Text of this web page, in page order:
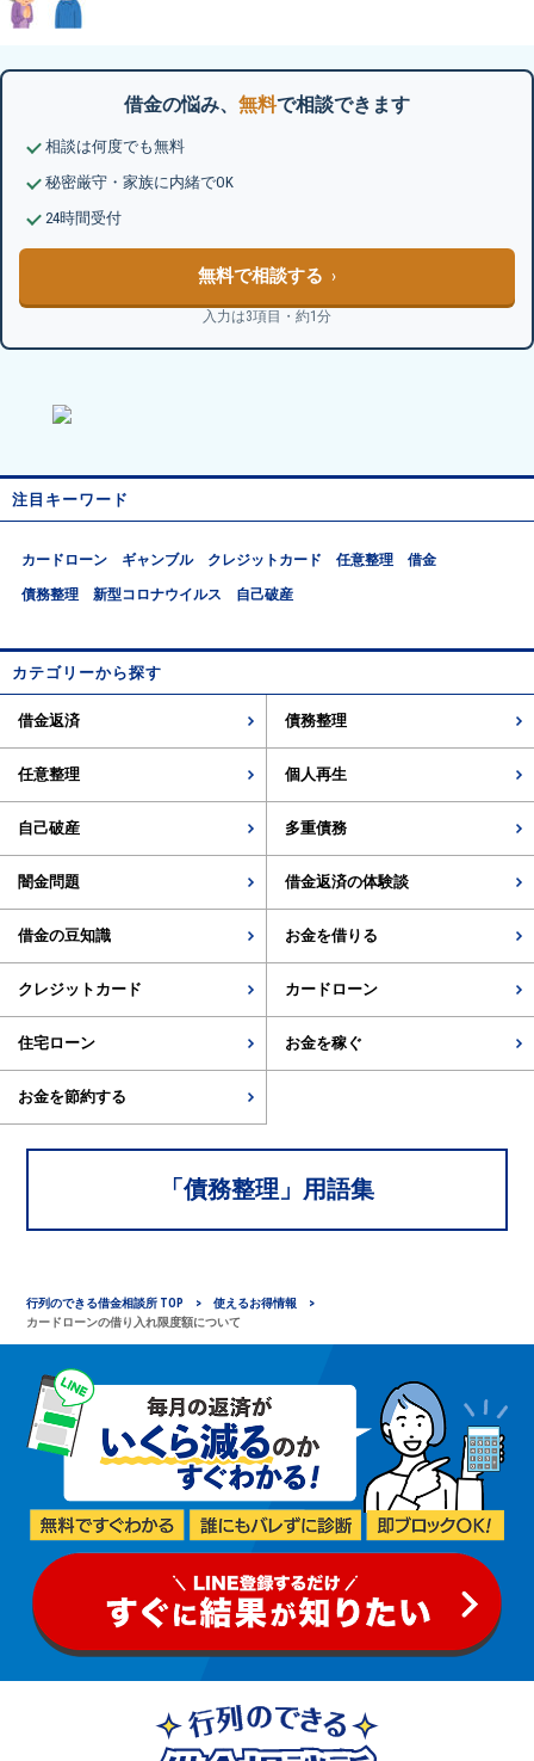
借金の悩み、 無料で相談できます
相談は何度でも無料
秘密厳守・家族に内緒でOK
24時間受付
無料で相談する
入力は3項目・約1分
注目キーワード
カードローン ギャンブル クレジットカード 任意整理 借金
債務整理 新型コロナウイルス 自己破産
カテゴリーから探す
借金返済 債務整理
任意整理 個人再生
自己破産 多重債務
闇金問題 借金返済の体験談
借金の豆知識 お金を借りる
クレジットカード カードローン
住宅ローン お金を稼ぐ
お金を節約する
「債務整理 」用語集
行列のできる借金相談所 TOP
使えるお得情報
カードローンの借り入れ限度額について